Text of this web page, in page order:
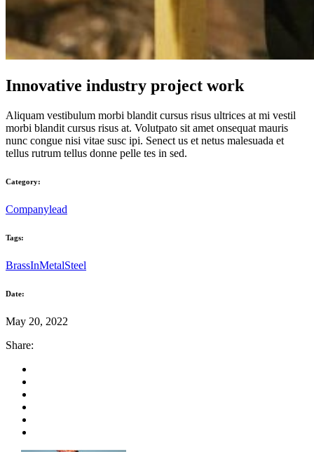
Innovative industry project work
Aliquam vestibulum morbi blandit cursus risus ultrices at mi vestil
morbi blandit cursus risus at. Volutpato sit amet onsequat mauris
nunc congue nisi vitae susc ipi. Senect us et netus malesuada et
tellus rutrum tellus donne pelle tes in sed.
Category:
Companylead
Tags:
BrassInMetalSteel
Date:
May 20, 2022
Share: